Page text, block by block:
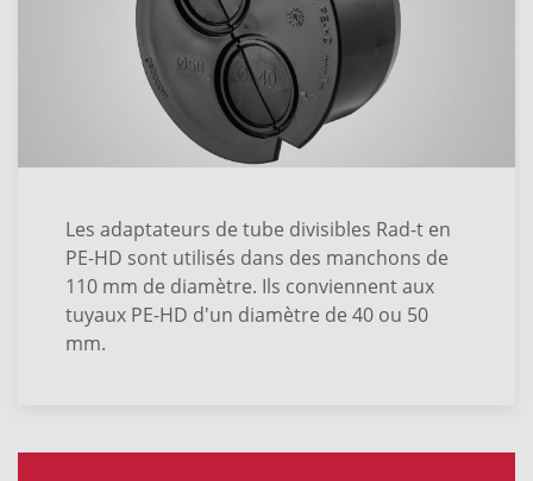
Les adaptateurs de tube divisibles Rad-t en
PE-HD sont utilisés dans des manchons de
110 mm de diamètre. Ils conviennent aux
tuyaux PE-HD d'un diamètre de 40 ou 50
mm.